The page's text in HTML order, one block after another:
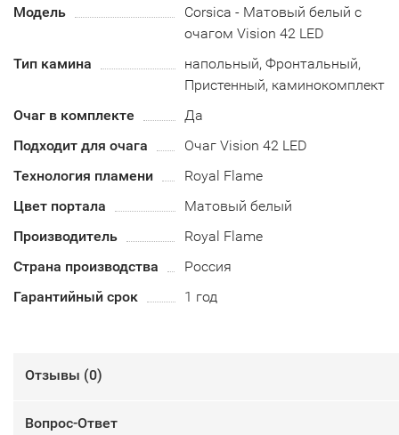
Модель
Corsica - Матовый белый с
очагом Vision 42 LED
Тип камина
напольный, Фронтальный,
Пристенный, каминокомплект
Очаг в комплекте
Да
Подходит для очага
Очаг Vision 42 LED
Технология пламени
Royal Flame
Цвет портала
Матовый белый
Производитель
Royal Flame
Страна производства
Россия
Гарантийный срок
1 год
Отзывы (0)
Вопрос-Ответ